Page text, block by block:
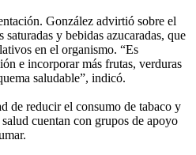
González advirtió sobre el
saturadas y bebidas azucaradas, que
en el organismo. “Es
e incorporar más frutas, verduras
saludable”, indicó.
de reducir el consumo de tabaco y
cuentan con grupos de apoyo